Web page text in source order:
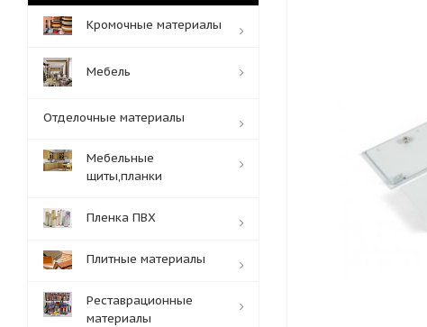
Кромочные материалы
Мебель
Отделочные материалы
Мебельные
щиты,планки
Пленка ПВХ
Плитные материалы
Реставрационные
материалы